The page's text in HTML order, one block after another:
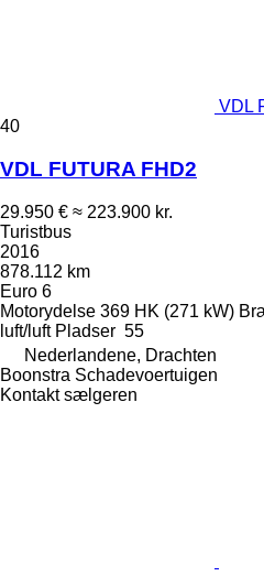
VDL
40
VDL FUTURA FHD2
29.950 € ≈ 223.900 kr.
Turistbus
2016
878.112 km
Euro 6
Motorydelse 369 HK (271 kW)
luft/luft Pladser 55
Nederlandene, Drachten
Boonstra Schadevoertuigen
Kontakt sælgeren